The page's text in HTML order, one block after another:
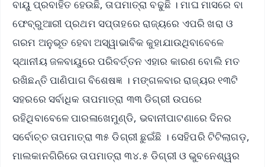
ବାୟୁ ପ୍ରବାହିତ ହେଉଛି, ତାପମାତ୍ରା ବଢୁଛି । ମାଘ ମାସରେ ବା
ଫେବ୍ରୁଆରୀ ପ୍ରଥମ ସପ୍ତାହରେ ରାଜ୍ୟରେ ଏପରି ଖରା ଓ
ଗରମ ଅନୁଭୂତ ହେବା ଅସ୍ୱାଭାବିକ କୁହାଯାଉଥିବାବେଳେ
ସ୍ଥାନୀୟ ଜଳବାୟୁରେ ପରିବର୍ତ୍ତନ ଏହାର କାରଣ ବୋଲି ମତ
ରଖିଛନ୍ତି ପାଣିପାଗ ବିଶେଷଜ୍ଞ । ମଙ୍ଗଳବାର ରାଜ୍ୟର ୧୩ଟି
ସହରରେ ସର୍ବାଧିକ ତାପମାତ୍ରା ୩୩ ଡିଗ୍ରୀ ଉପରେ
ରହିଥିବାବେଳେ ପାରଳାଖେମୁଣ୍ଡି, ଭବାନୀପାଟଣାରେ ଦିନର
ସର୍ବୋଚ୍ଚ ତାପମାତ୍ରା ୩୫ ଡିଗ୍ରୀ ଛୁଇଁଛି । ସେହିପରି ଟିଟିଲାଗଡ଼,
ମାଲକାନଗିରିରେ ତାପମାତ୍ରା ୩୪.୫ ଡିଗ୍ରୀ ଓ ଭୁବନେଶ୍ୱର